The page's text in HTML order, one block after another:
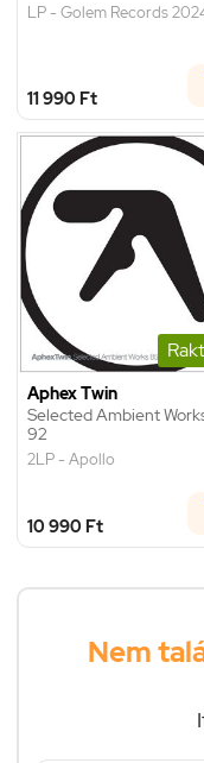
LP - Golem Records
11 990 Ft
Aphex Twin
Selected Ambient
92
2LP - Apollo
10 990 Ft
Nem